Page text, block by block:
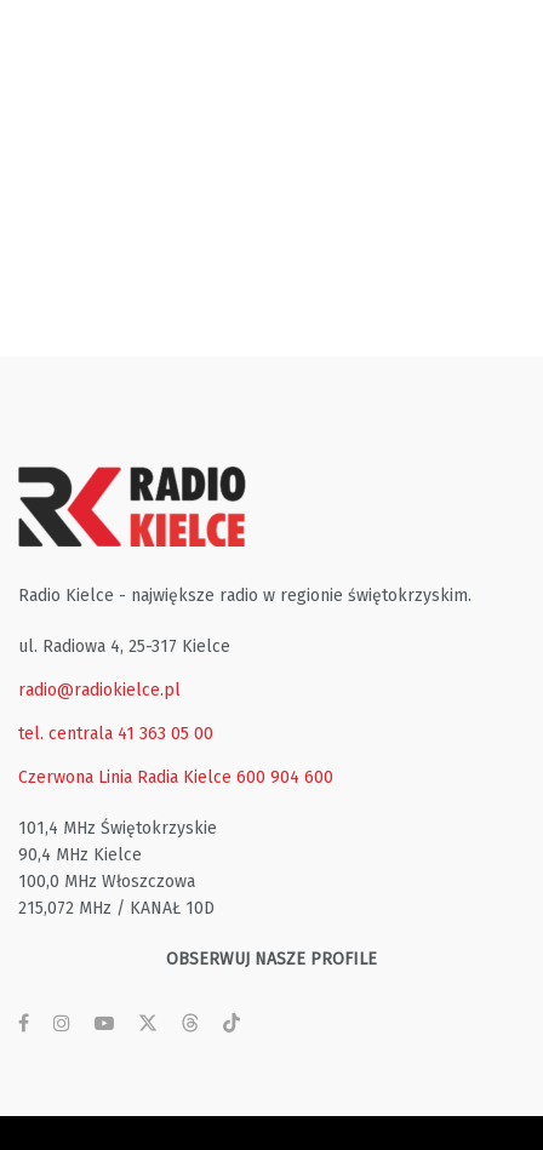
Radio Kielce - największe radio w regionie świętokrzyskim.
ul. Radiowa 4, 25-317 Kielce
radio@radiokielce.pl
tel. centrala 41 363 05 00
Czerwona Linia Radia Kielce 600 904 600
101,4 MHz Świętokrzyskie
90,4 MHz Kielce
100,0 MHz Włoszczowa
215,072 MHz / KANAŁ 10D
OBSERWUJ NASZE PROFILE